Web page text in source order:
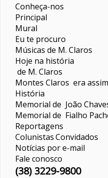
Conheça-nos
Principal
Mural
Eu te procuro
Músicas de M. Claros
Hoje na história
de M. Claros
Montes Claros era
História
Memorial de João
Memorial de Fialho
Reportagens
ColunistasConvidados
Notícias por e-mail
Fale conosco
(38) 3229-9800